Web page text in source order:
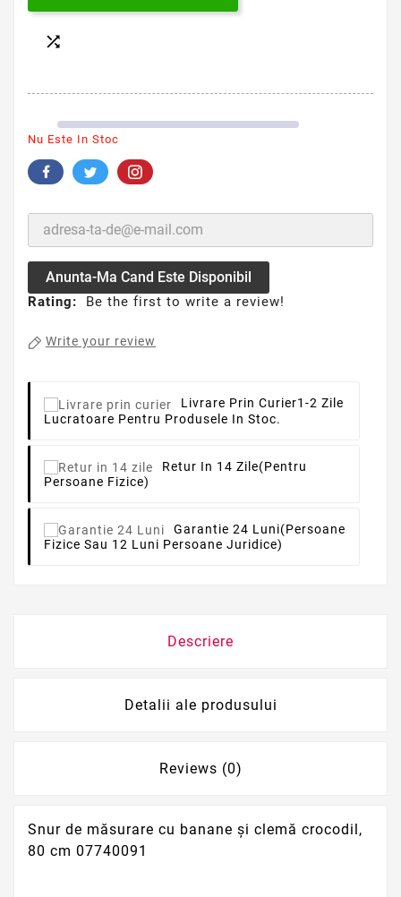

Nu Este In Stoc
Anunta-Ma Cand Este Disponibil
Rating: Be the first to write a review!
Write your review
Livrare Prin Curier1-2 Zile
Lucratoare Pentru Produsele In Stoc.
Retur In 14 Zile(pentru
Persoane Fizice)
Garantie 24 Luni(persoane
Fizice Sau 12 Luni Persoane Juridice)
Descriere
Detalii ale produsului
Reviews (0)
Snur de măsurare cu banane și clemă crocodil,
80 cm 07740091